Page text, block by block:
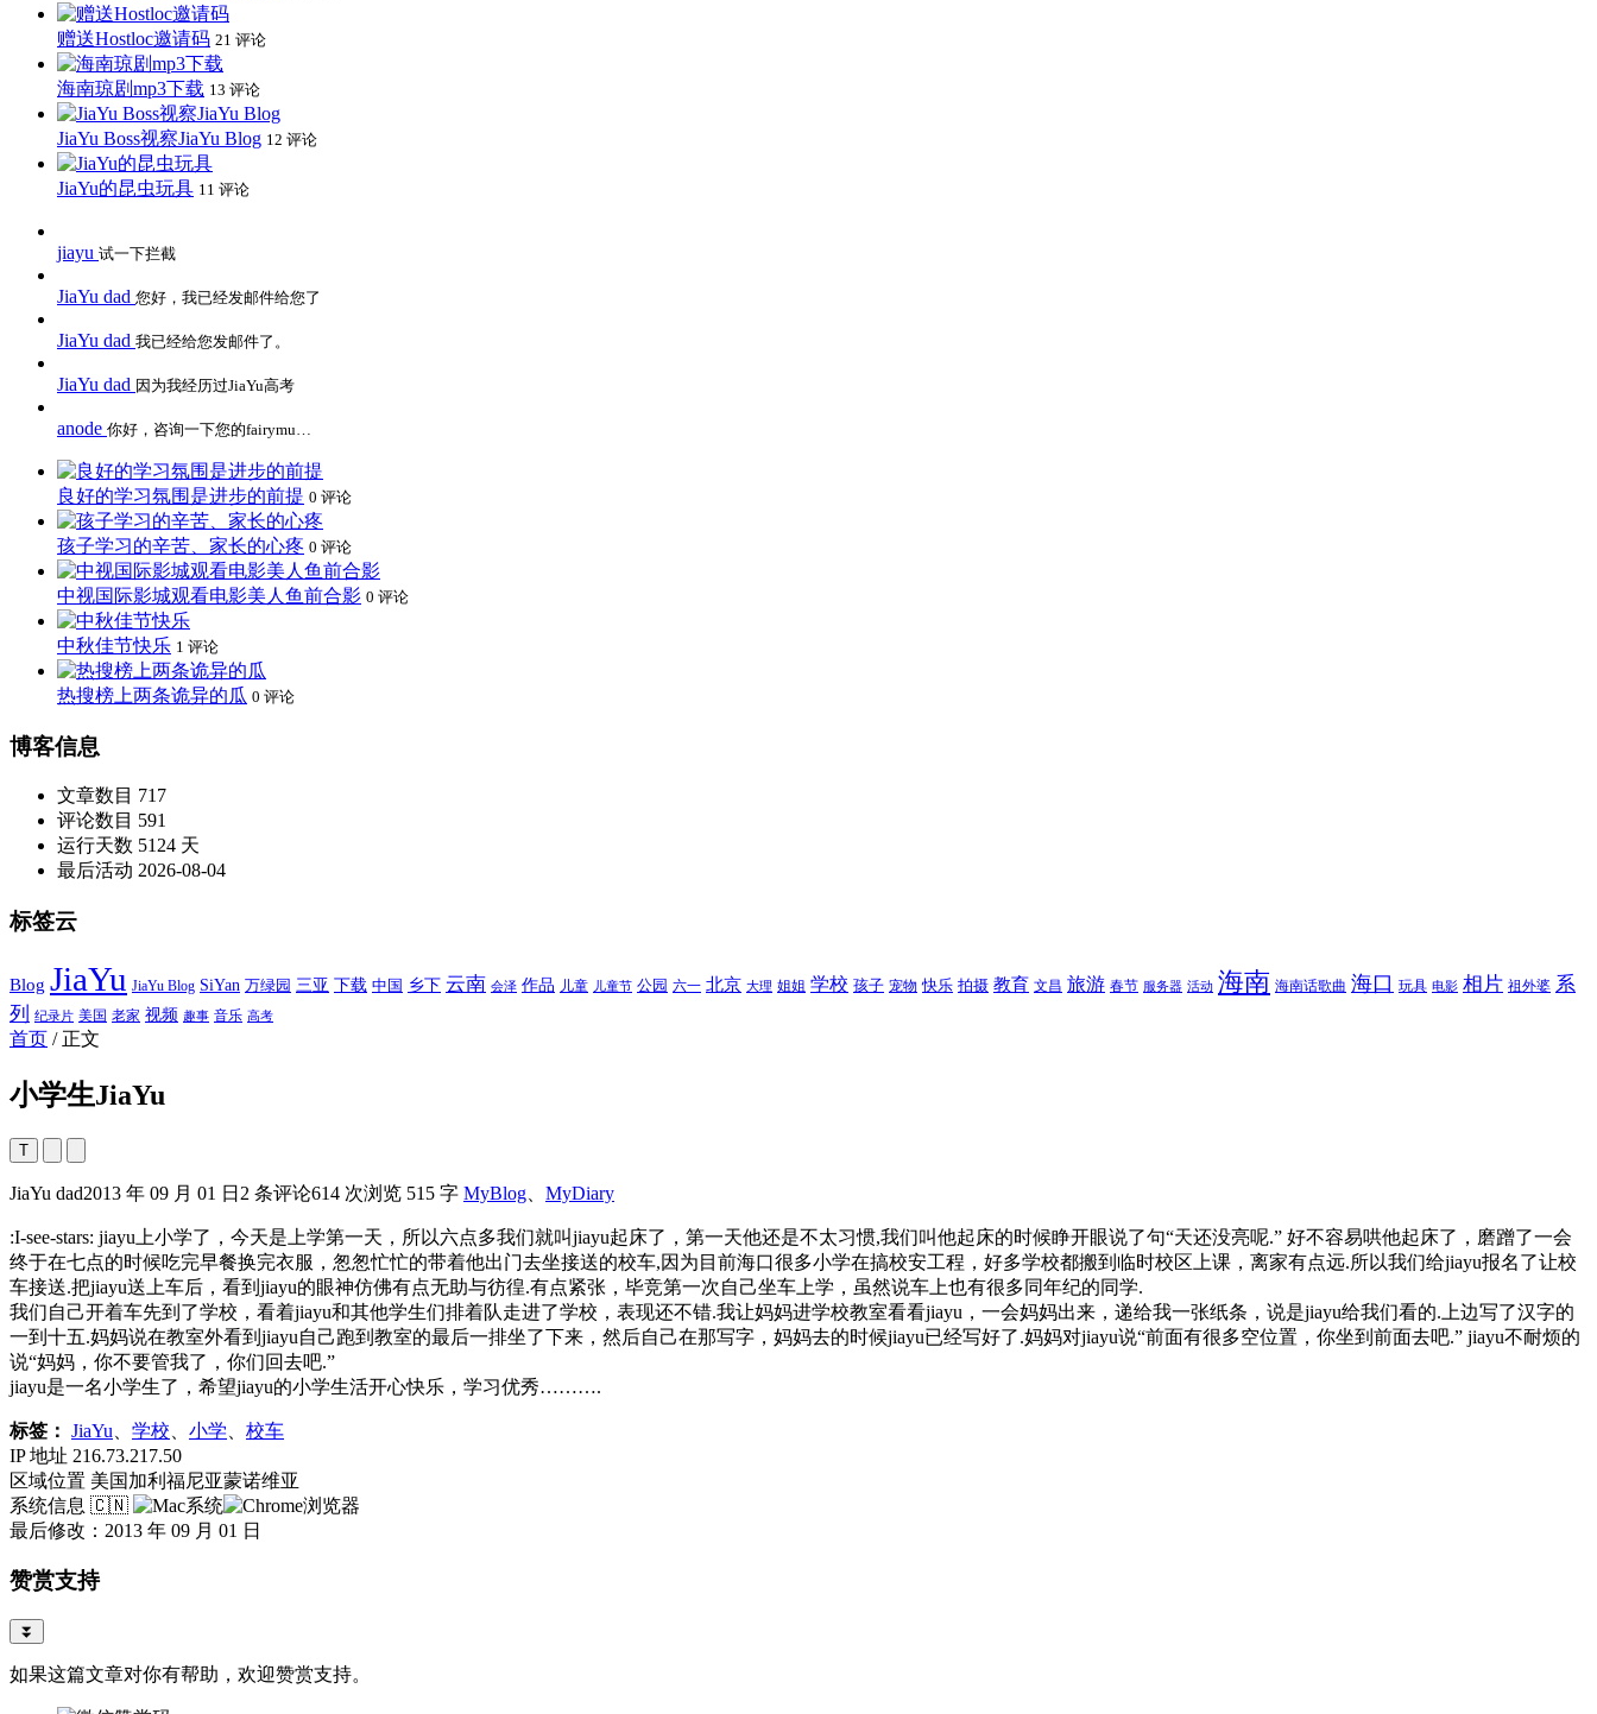
赠送Hostloc邀请码 21 评论
海南琼剧mp3下载 13 评论
JiaYu Boss视察JiaYu Blog 12 评论
JiaYu的昆虫玩具 11 评论
jiayu 试一下拦截
JiaYu dad 您好，我已经发邮件给您了
JiaYu dad 我已经给您发邮件了。
JiaYu dad 因为我经历过JiaYu高考
anode 你好，咨询一下您的fairymu…
良好的学习氛围是进步的前提 0 评论
孩子学习的辛苦、家长的心疼 0 评论
中视国际影城观看电影美人鱼前合影 0 评论
中秋佳节快乐 1 评论
热搜榜上两条诡异的瓜 0 评论
博客信息
文章数目 717
评论数目 591
运行天数 5124 天
最后活动 2026-08-04
标签云
Blog JiaYu JiaYu Blog SiYan 万绿园 三亚 下载 中国 乡下 云南 会泽 作品 儿童 儿童节 公园 六一 北京 大理 姐姐 学校 孩子 宠物 快乐 拍摄 教育 文昌 旅游 春节 服务器 活动 海南 海南话歌曲 海口 玩具 电影 相片 祖外婆 系
列
纪录片 美国 老家 视频 趣事 音乐 高考
首页 / 正文
小学生JiaYu
T
JiaYu dad2013 年 09 月 01 日 2 条评论614 次浏览 515 字 MyBlog MyDiary
:I-see-stars: jiayu上小学了，今天是上学第一天，所以六点多我们就叫jiayu起床了，第一天他还是不太习惯,我们叫他起床的时候睁开眼说了句“天还没亮呢.” 好不容易哄他起床了，磨蹭了一会
终于在七点的时候吃完早餐换完衣服，怱怱忙忙的带着他出门去坐接送的校车,因为目前海口很多小学在搞校安工程，好多学校都搬到临时校区上课，离家有点远.所以我们给jiayu报名了让校
车接送.把jiayu送上车后，看到jiayu的眼神仿佛有点无助与彷徨.有点紧张，毕竞第一次自己坐车上学，虽然说车上也有很多同年纪的同学.
我们自己开着车先到了学校，看着jiayu和其他学生们排着队走进了学校，表现还不错.我让妈妈进学校教室看看jiayu，一会妈妈出来，递给我一张纸条，说是jiayu给我们看的.上边写了汉字的
一到十五.妈妈说在教室外看到jiayu自己跑到教室的最后一排坐了下来，然后自己在那写字，妈妈去的时候jiayu已经写好了.妈妈对jiayu说“前面有很多空位置，你坐到前面去吧.” jiayu不耐烦的
说“妈妈，你不要管我了，你们回去吧.”
jiayu是一名小学生了，希望jiayu的小学生活开心快乐，学习优秀……….
标签： JiaYu 学校 小学
校车
IP 地址 216.73.217.50
区域位置 美国加利福尼亚蒙诺维亚
系统信息 🇨🇳
最后修改：2013 年 09 月 01 日
赞赏支持
⏬
如果这篇文章对你有帮助，欢迎赞赏支持。